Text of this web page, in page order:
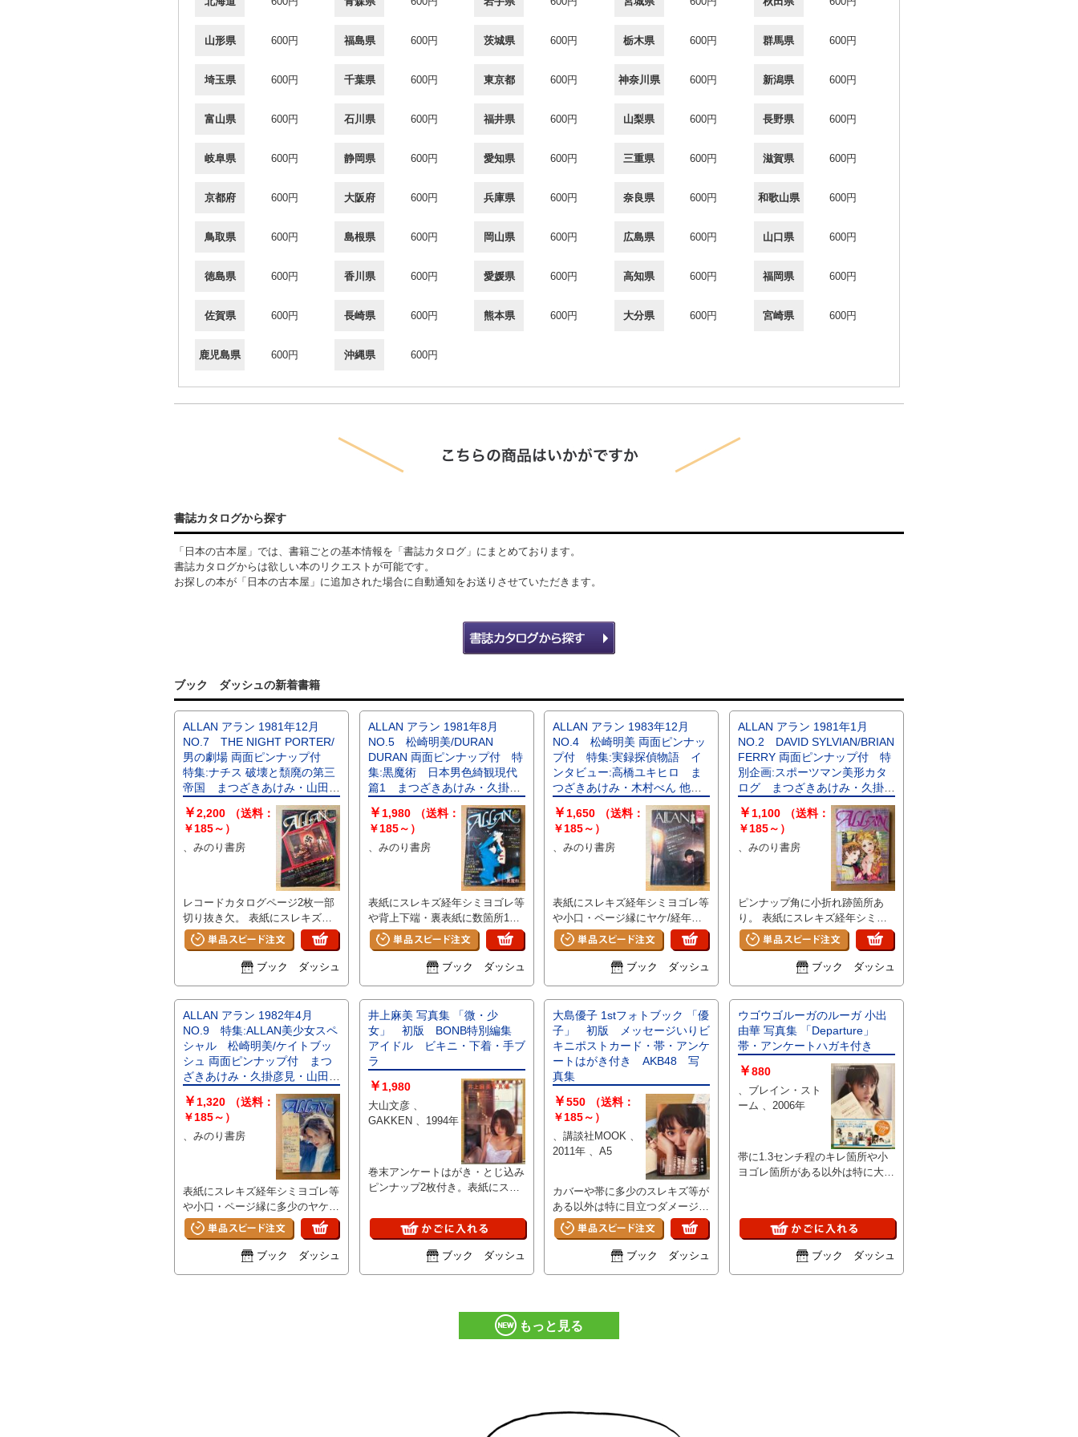
山形県 600円 福島県 600円 茨城県 600円 栃木県 600円 群馬県 600円
埼玉県 600円 千葉県 600円 東京都 600円 神奈川県 600円 新潟県 600円
富山県 600円 石川県 600円 福井県 600円 山梨県 600円 長野県 600円
岐阜県 600円 静岡県 600円 愛知県 600円 三重県 600円 滋賀県 600円
京都府 600円 大阪府 600円 兵庫県 600円 奈良県 600円 和歌山県 600円
鳥取県 600円 島根県 600円 岡山県 600円 広島県 600円 山口県 600円
徳島県 600円 香川県 600円 愛媛県 600円 高知県 600円 福岡県 600円
佐賀県 600円 長崎県 600円 熊本県 600円 大分県 600円 宮崎県 600円
鹿児島県 600円 沖縄県 600円
書誌カタログから探す
「日本の古本屋」では、書籍ごとの基本情報を「書誌カタログ」にまとめております。
書誌カタログからは欲しい本のリクエストが可能です。
お探しの本が「日本の古本屋」に追加された場合に自動通知をお送りさせていただきます。
ブック ダッシュの新着書籍
ALLAN アラン 1981年12月
NO.7 THE NIGHT PORTER/
男の劇場 両面ピンナップ付
特集:ナチス 破壊と頹廃の第三
帝国 まつざきあけみ・山田章
博・久掛彦見 他 月刊OUT増
刊号 耽美系
￥2,200
（送料：
￥185～）
、みのり書房
レコードカタログページ2枚一部
切り抜き欠。 表紙にスレキズ経
年シミヨゴレ等や背にシワキズ、
小口・見返しにヤケ感/経年シミ
があります。それ以外は特に目立
ブック ダッシュ
ALLAN アラン 1981年8月
NO.5 松崎明美/DURAN
DURAN 両面ピンナップ付 特
集:黒魔術 日本男色綺観現代
篇1 まつざきあけみ・久掛彦
見・飛鳥翔・嶺愁麻・山田章
博 月刊OUT増刊号 耽美系
￥ 1,980
（送料：
￥185～）
、みのり書房
表紙にスレキズ経年シミヨゴレ等
や背上下端・裏表紙に数箇所1セ
ンチほどのキレ、小口・ページ縁
にヤケ/経年シミがあります。そ
れ以外は特に目立つ大きなイタミ
ブック ダッシュ
ALLAN アラン 1983年12月
NO.4 松崎明美 両面ピンナッ
プ付 特集:実録探偵物語 イ
ンタビュー:高橋ユキヒロ ま
つざきあけみ・木村べん 他
少女のための耽美派マガジン
隔月刊 耽美系
￥ 1,650
（送料：
￥185～）
、みのり書房
表紙にスレキズ経年シミヨゴレ等
や小口・ページ縁にヤケ/経年シ
ミがある以外は特に目立つ大きな
イタミはなく、ページその他部分
は経年の割に良好です。ブック ダッシュ
ALLAN アラン 1981年1月
NO.2 DAVID SYLVIAN/BRIAN
FERRY 両面ピンナップ付 特
別企画:スポーツマン美形カタ
ログ まつざきあけみ・久掛彦
見・岡田純子・冬木えみ・波津
彬子 他 少女のための耽美派
マガジン 月刊OUT増刊号
耽美系
￥ 1,100
（送料：
￥185～）
、みのり書房
ピンナップ角に小折れ跡箇所あ
り。 表紙にスレキズ経年シミヨ
ゴレ/折れ跡/シワ感/裏表紙に2セ
ンチほどのキレ箇所や小口にヤケ
感があります。それ以外は特に目
ブック ダッシュ
ALLAN アラン 1982年4月
NO.9 特集:ALLAN美少女スペ
シャル 松崎明美/ケイトブッ
シュ 両面ピンナップ付 まつ
ざきあけみ・久掛彦見・山田章
博 他 月刊OUT増刊号 耽美
系
￥ 1,320
（送料：
￥185～）
、みのり書房
表紙にスレキズ経年シミヨゴレ等
や小口・ページ縁に多少のヤケ/
経年シミがあります。それ以外は
特に目立つ大きなイタミはなく、
ページその他部分は概ね良好で
ブック ダッシュ
井上麻美 写真集 「微・少
女」 初版 BONB特別編集
アイドル ビキニ・下着・手ブ
ラ
￥ 1,980
大山文彦 、
GAKKEN 、1994年
巻末アンケートはがき・とじ込み
ピンナップ2枚付き。表紙にスレ
箇所がある以外は特に大きなダメ
ージはなく、ページは比較的良好
な状態です。
ブック ダッシュ
大島優子 1stフォトブック 「優
子」 初版 メッセージいりビ
キニポストカード・帯・アンケ
ートはがき付き AKB48 写
真集
￥550
（送料：
￥185～）
、講談社MOOK 、
2011年 、A5
カバーや帯に多少のスレキズ等が
ある以外は特に目立つダメージは
なく、ページは比較的使用感少な
いキレイな状態です。 A
ブック ダッシュ
ウゴウゴルーガのルーガ 小出
由華 写真集 「Departure」
帯・アンケートハガキ付き
￥880
、ブレイン・スト
ーム 、2006年
帯に1.3センチ程のキレ箇所や小
ヨゴレ箇所がある以外は特に大き
です。 A
ブック ダッシュ
もっと見る